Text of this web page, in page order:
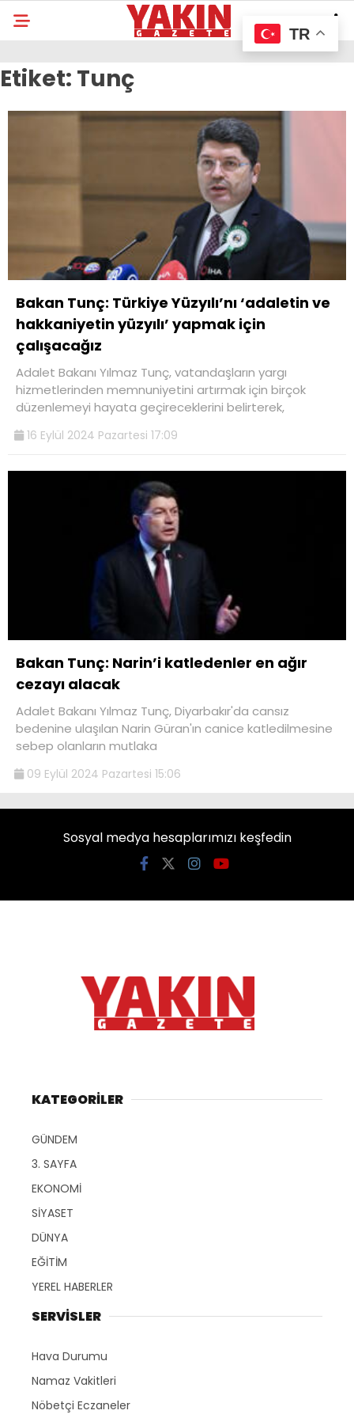
Etiket: Tunç
Bakan Tunç: Türkiye Yüzyılı’nı ‘adaletin ve
hakkaniyetin yüzyılı’ yapmak için
çalışacağız
Adalet Bakanı Yılmaz Tunç, vatandaşların yargı
hizmetlerinden memnuniyetini artırmak için birçok
düzenlemeyi hayata geçireceklerini belirterek,
16 Eylül 2024 Pazartesi 17:09
Bakan Tunç: Narin’i katledenler en ağır
cezayı alacak
Adalet Bakanı Yılmaz Tunç, Diyarbakır'da cansız
bedenine ulaşılan Narin Güran'ın canice katledilmesine
sebep olanların mutlaka
09 Eylül 2024 Pazartesi 15:06
Sosyal medya hesaplarımızı keşfedin
KATEGORİLER
GÜNDEM
3. SAYFA
EKONOMİ
SİYASET
DÜNYA
EĞİTİM
YEREL HABERLER
SERVİSLER
Hava Durumu
Namaz Vakitleri
Nöbetçi Eczaneler
TR